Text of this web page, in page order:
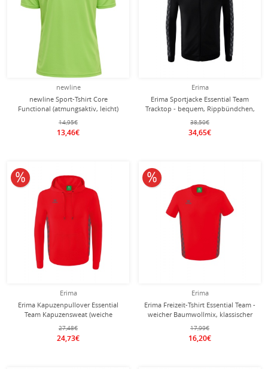
newline
newline Sport-Tshirt Core
Functional (atmungsaktiv, leicht)
Kurzarm hellgrün Herren
14,95€
13,46€
Erima
Erima Sportjacke Essential Team
Tracktop - bequem, Rippbündchen,
Seitentaschen - schwarz/grau Herren
38,50€
34,65€
Erima
Erima Kapuzenpullover Essential
Team Kapuzensweat (weiche
Baumwolle, Rippbündchen)
rot/grau Herren
27,48€
24,73€
10% reduziert
Erima
Erima Freizeit-Tshirt Essential Team -
weicher Baumwollmix, klassischer
Schnitt - rot/grau Herren
17,99€
16,20€
10% reduziert